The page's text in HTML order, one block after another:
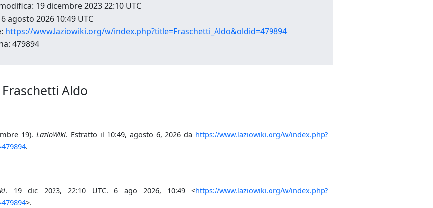
19 dicembre 2023 22:10 UTC
agosto 2026 10:49 UTC
https://www.laziowiki.org/w/index.php?title=Fraschetti_Aldo&oldid=479894
479894
Aldo
19).LazioWiki. Estratto il 10:49, agosto 6, 2026 da https://www.laziowiki.org/w/index.php?
.
. 19 dic 2023, 22:10 UTC. 6 ago 2026, 10:49 <https://www.laziowiki.org/w/index.php?
>.